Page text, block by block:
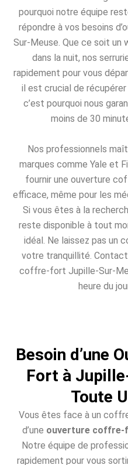
pourquoi notre équipe
répondre à vos besoins
Sur-Meuse. Que ce soit un
dans la nuit, nos
rapidement pour vous
il est crucial de
c’est pourquoi nous
moins de 30
Nos professionnels
marques comme Yale et
fournir une ouverture
efficace, même pour les
Si vous êtes à la
reste disponible à tout
idéal. Ne laissez pas un
votre tranquillité.
coffre-fort Jupille-Sur-
heure du
Besoin d’une
Fort à
Toute
Vous êtes face à un
d’une ouverture coffre-
Notre équipe de
rapidement pour vous